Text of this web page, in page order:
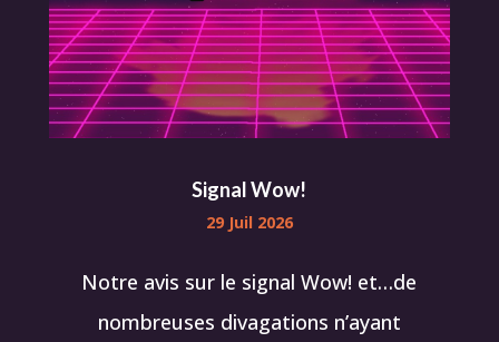
Signal Wow!
29 Juil 2026
Notre avis sur le signal Wow! et…de
nombreuses divagations n’ayant